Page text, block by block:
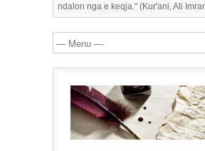
ndalon nga e keqja." (Kur'ani, Ali